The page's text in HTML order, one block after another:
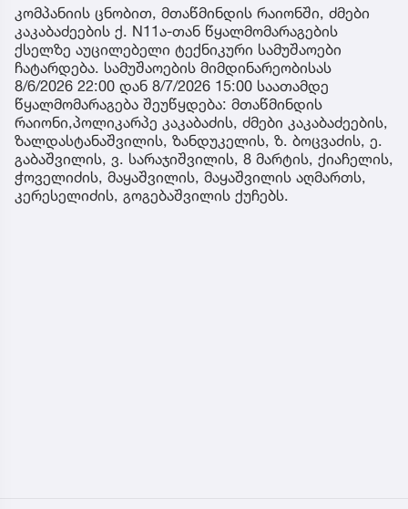
კომპანიის ცნობით, მთაწმინდის რაიონში, ძმები
კაკაბაძეების ქ. N11ა-თან წყალმომარაგების
ქსელზე აუცილებელი ტექნიკური სამუშაოები
ჩატარდება. სამუშაოების მიმდინარეობისას
8/6/2026 22:00 დან 8/7/2026 15:00 საათამდე
წყალმომარაგება შეუწყდება: მთაწმინდის
რაიონი,პოლიკარპე კაკაბაძის, ძმები კაკაბაძეების,
ზალდასტანაშვილის, ზანდუკელის, ზ. ბოცვაძის, ე.
გაბაშვილის, ვ. სარაჯიშვილის, 8 მარტის, ქიაჩელის,
ჭოველიძის, მაყაშვილის, მაყაშვილის აღმართს,
კერესელიძის, გოგებაშვილის ქუჩებს.